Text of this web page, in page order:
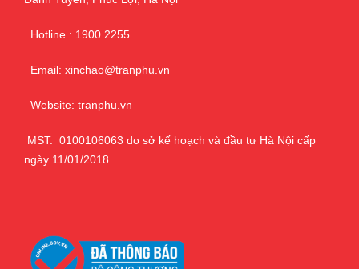
Hotline : 1900 2255
Email: xinchao@tranphu.vn
Website: tranphu.vn
MST: 0100106063 do sở kế hoạch và đầu tư Hà Nội cấp
ngày 11/01/2018